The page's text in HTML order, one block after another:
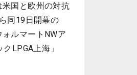
国と欧州の対抗
同19日開幕の
ルマートNWア
LPGA上海」